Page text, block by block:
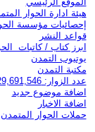
هيئة ادارة الحوار
إحصائيات مؤسسة
قواعد النشر
ابرز كتاب / كاتبات
يوتيوب التمدن
مكتبة التمدن
عدد الزوار: 3,429,691,546
اضافة موضوع جديد
اضافة الاخبار
حملات الحوار المتمدن